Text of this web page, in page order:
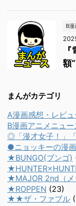
B
額
まんがカテゴリ
A漫画感想・レビュ
B漫画アニメニュー
◎「漫才女子！」「
●ニョッキーの漫画
★BUNGO(ブンゴ)
★MAJOR 2nd（メ
★ROPPEN (23)
★★ザ・ファブル